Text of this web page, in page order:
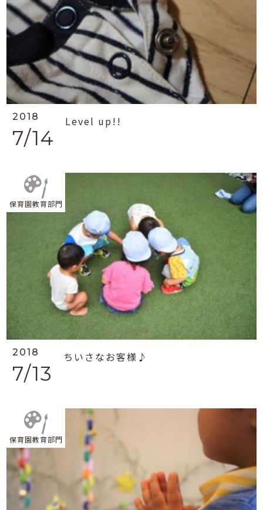
2018
7/14
Level up!!
保育園教育部門
2018
7/13
ちいさなお客様♪
保育園教育部門